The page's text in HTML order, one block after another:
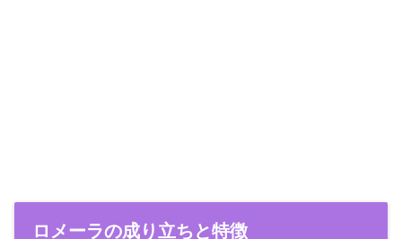
ロメーラの成り立ちと特徴